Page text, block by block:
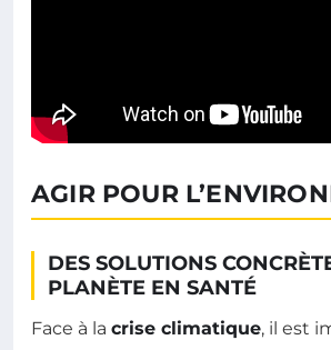
AGIR POUR
DES SOLUTIONS
PLANÈTE EN SANTÉ
Face à la crise climatique, il est